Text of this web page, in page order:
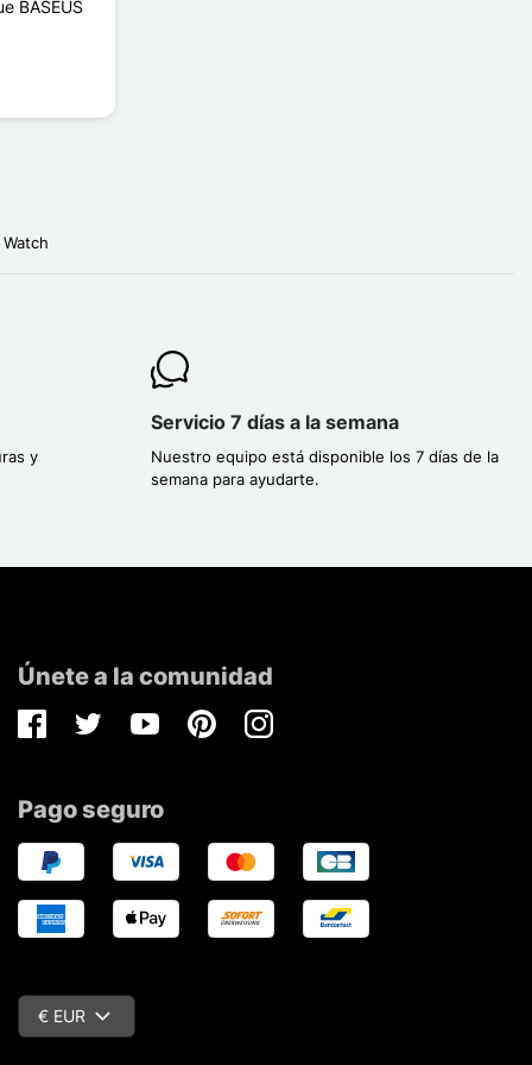
BASEUS
y
Servicio 7 días a la semana
Nuestro equipo está disponible los 7 días de la
semana para ayudarte.
Únete a la comunidad
FacebookTwitterYoutubePinterestInstagram
Pago seguro
€ EUR